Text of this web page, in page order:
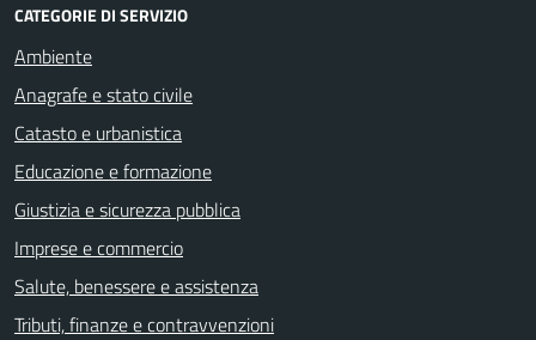
CATEGORIE DI SERVIZIO
Ambiente
Anagrafe e stato civile
Catasto e urbanistica
Educazione e formazione
Giustizia e sicurezza pubblica
Imprese e commercio
Salute, benessere e assistenza
Tributi, finanze e contravvenzioni